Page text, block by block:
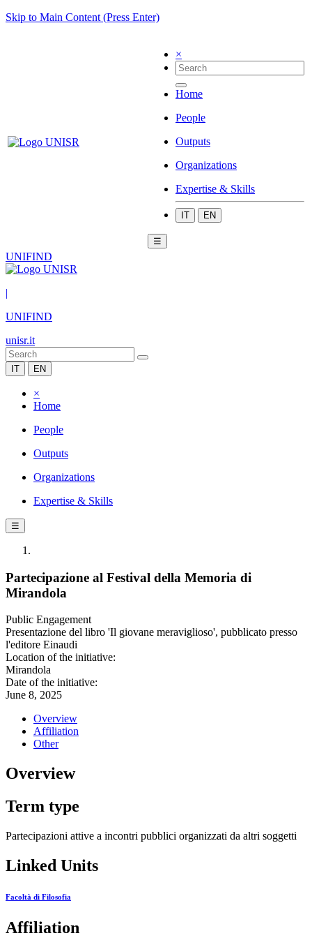
Skip to Main Content (Press Enter)
×
Home
People
Outputs
Organizations
Expertise & Skills
IT EN
☰
UNIFIND
|
UNIFIND
unisr.it
IT EN
×
Home
People
Outputs
Organizations
Expertise & Skills
☰
Partecipazione al Festival della Memoria di
Mirandola
Public Engagement
Presentazione del libro 'Il giovane meraviglioso', pubblicato presso
l'editore Einaudi
Location of the initiative:
Mirandola
Date of the initiative:
June 8, 2025
Overview
Affiliation
Other
Overview
Term type
Partecipazioni attive a incontri pubblici organizzati da altri soggetti
Linked Units
Facoltà di Filosofia
Affiliation